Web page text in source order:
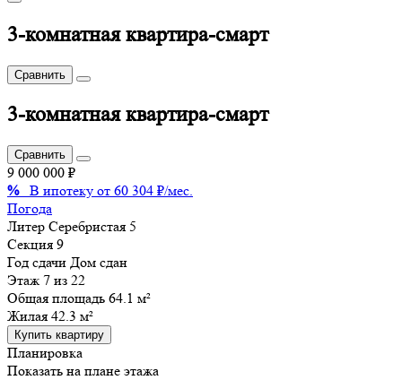
3-комнатная квартира-смарт
Сравнить
3-комнатная квартира-смарт
Сравнить
9 000 000 ₽
%В ипотеку от 60 304 ₽/мес.
Погода
Литер Серебристая 5
Секция 9
Год сдачи Дом сдан
Этаж 7 из 22
Общая площадь 64.1 м²
Жилая 42.3 м²
Купить квартиру
Планировка
Показать на плане этажа